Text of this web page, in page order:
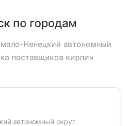
по городам
Ненецкий автономный
поставщиков кирпич
автономный округ